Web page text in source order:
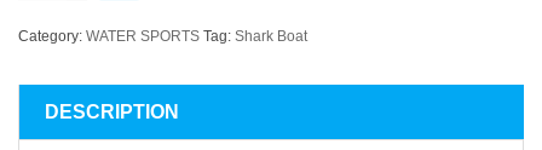
Orang
quantity
Category: WATER SPORTS Tag: Shark Boat
DESCRIPTION